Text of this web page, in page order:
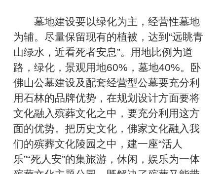
墓地建设要以绿化为主，经营性墓地
为辅。尽量保留现有的植被，达到“远眺青
山绿水，近看死者安息”。用地比例为道
路，绿化，景观用地60%，墓地40%。卧
佛山公墓建设及配套经营型公墓要充分利
用石林的品牌优势，在规划设计方面要将
文化融入殡葬文化之中，要充分利用这方
面的优势。把历史文化，佛家文化融入我
们的殡葬文化陵园之中，建一座“活人
乐”“死人安”的集旅游，休闲，娱乐为一体